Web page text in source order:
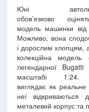
Юні
обов’язково
модель машинки від
Можливо, вона
і дорослим хлопцям,
колекційна модель
легендарної
масштабі
виглядає як
неї відкриваються
металевий корпус та